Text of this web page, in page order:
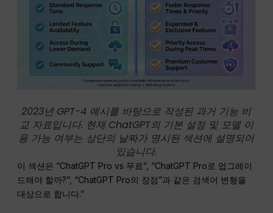
2023년 GPT-4 예시를 바탕으로 작성된 과거 기능 비
교 자료입니다. 현재 ChatGPT의 기본 설정 및 모델 이
용 가능 여부는 상단의 날짜가 명시된 섹션에 설명되어
있습니다.
이 섹션은 “ChatGPT Pro vs 무료”, “ChatGPT Pro로 업그레이
드해야 할까?”, “ChatGPT Pro의 장점”과 같은 검색어 변형을
대상으로 합니다.”